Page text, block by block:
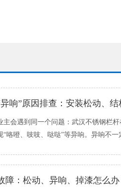
遇到同一个问题：武汉不锈钢栏杆
“咯噔、吱吱、哒哒”等异响。异响不一